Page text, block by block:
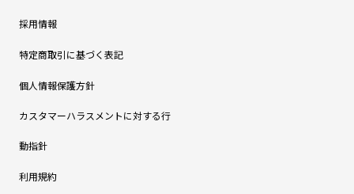
採用情報
特定商取引に基づく表記
個人情報保護方針
カスタマーハラスメントに対する行
動指針
利用規約